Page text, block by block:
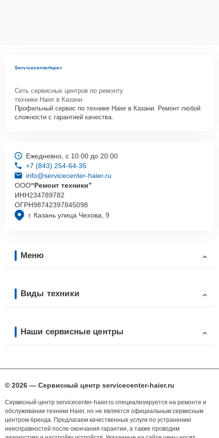
Servicecenterhaier
Сеть сервисных центров по ремонту
техники Haier в Казани.
Профильный сервис по технике Haier в Казани. Ремонт любой
сложности с гарантией качества.
г. Казань улица Чехова, 9
Ежедневно, с 10:00 до 20:00
+7 (843) 254-64-35
info@servicecenter-haier.ru
ООО“Ремонт техники”
ИНН234789782
ОГРН98742397845098
Меню
Виды техники
Наши сервисные центры
© 2026 — Сервисный центр servicecenter-haier.ru
Сервисный центр servicecenter-haier.ru специализируется на ремонте и
обслуживании техники Haier, но не является официальным сервисным
центром бренда. Предлагаем качественные услуги по устранению
неисправностей после окончания гарантии, а также проводим